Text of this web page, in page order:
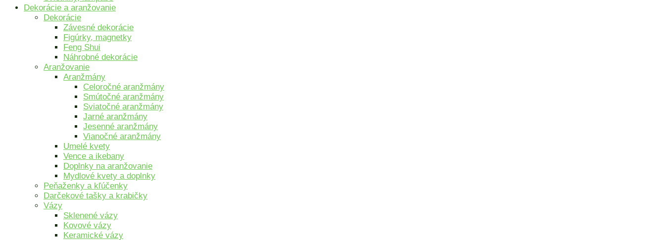
Dekorácie a aranžovanie
Dekorácie
Závesné dekorácie
Figúrky, magnetky
Feng Shui
Náhrobné dekorácie
Aranžovanie
Aranžmány
Celoročné aranžmány
Smútočné aranžmány
Sviatočné aranžmány
Jarné aranžmány
Jesenné aranžmány
Vianočné aranžmány
Umelé kvety
Vence a ikebany
Doplnky na aranžovanie
Mydlové kvety a doplnky
Peňaženky a kľúčenky
Darčekové tašky a krabičky
Vázy
Sklenené vázy
Kovové vázy
Keramické vázy